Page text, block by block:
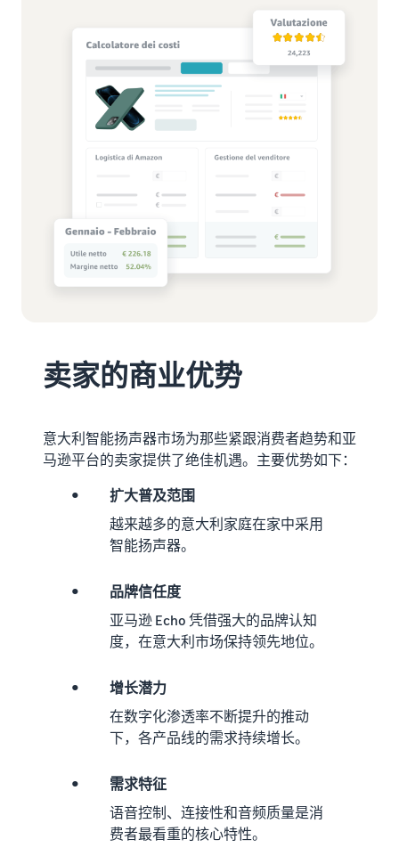
卖家的商业优势
意大利智能扬声器市场为那些紧跟消费者趋势和亚
马逊平台的卖家提供了绝佳机遇。主要优势如下：
•
扩大普及范围
越来越多的意大利家庭在家中采用
智能扬声器。
•
品牌信任度
亚马逊 Echo 凭借强大的品牌认知
度，在意大利市场保持领先地位。
•
增长潜力
在数字化渗透率不断提升的推动
下，各产品线的需求持续增长。
•
需求特征
语音控制、连接性和音频质量是消
费者最看重的核心特性。